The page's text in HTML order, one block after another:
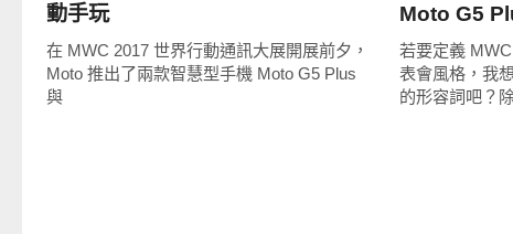
動手玩
在 MWC 2017 世界行動通訊大展開展前夕，
Moto 推出了兩款智慧型手機 Moto G5 Plus
與
Moto G5
若要定義
表會風格，我
的形容詞吧？